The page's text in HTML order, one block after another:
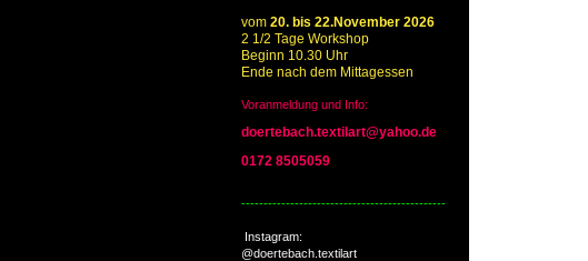
vom 20. bis 22.November 2026
2 1/2 Tage Workshop
Beginn 10.30 Uhr
Ende nach dem Mittagessen
Voranmeldung und Info:
doertebach.textilart@yahoo.de
0172 8505059
----------------------------------------------
Instagram:
@doertebach.textilart